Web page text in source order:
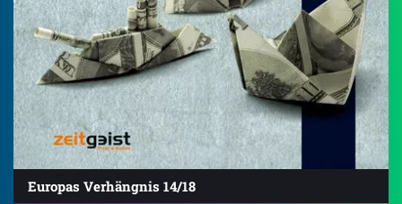
Europas Verhängnis 14/18